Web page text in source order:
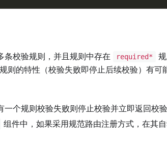
条校验规则，并且规则中存在 required*
则的特性（校验失败即停止后续校验）有可
个规则校验失败则停止校验并立即返回校验
组件中，如果采用规范路由注册方式，在其